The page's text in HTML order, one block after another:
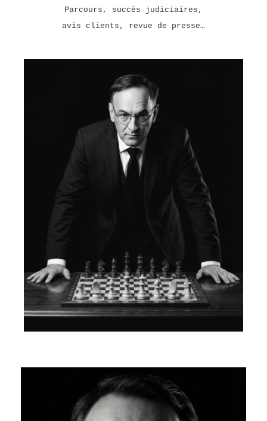
Parcours, succès judiciaires,
avis clients, revue de presse…